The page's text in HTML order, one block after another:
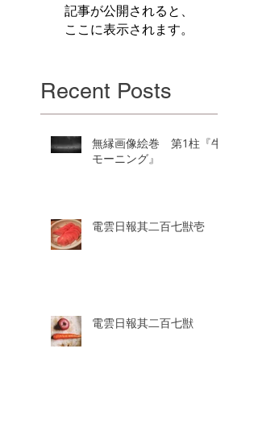
記事が公開されると、
ここに表示されます。
Recent Posts
無縁画像絵巻 第1柱『牛
モーニング』
電雲日報其二百七獣壱
電雲日報其二百七獣